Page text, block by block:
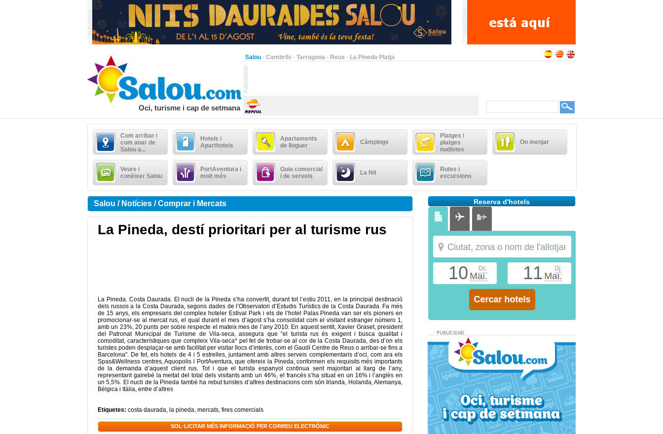
Salou · Cambrils · Tarragona · Reus · La Pineda Platja
Oci, turisme i cap de setmana
Com arribar i
com anar de
Salou a...
Hotels i
Aparthotels
Apartaments
de lloguer
Càmpings
Platges i
platges
nudistes
On menjar
Veure i
conèixer Salou
PortAventura i
molt més
Guia comercial
i de serveis
La Nit
Rutes i
excursions
Salou / Notícies / Comprar i Mercats
La Pineda, destí prioritari per al turisme rus
La Pineda. Costa Daurada. El nucli de la Pineda s’ha convertit, durant tot l’estiu 2011, en la principal destinació
dels russos a la Costa Daurada, segons dades de l’Observatori d’Estudis Turístics de la Costa Daurada. Fa més
de 15 anys, els empresaris del complex hoteler Estival Park i els de l’hotel Palas Pineda van ser els pioners en
promocionar-se al mercat rus, el qual durant el mes d’agost s’ha consolidat com el visitant estranger número 1,
amb un 23%, 20 punts per sobre respecte el mateix mes de l’any 2010. En aquest sentit, Xavier Graset, president
del Patronat Municipal de Turisme de Vila-seca, assegura que “el turista rus és exigent i busca qualitat i
comoditat, característiques que compleix Vila-seca* pel fet de trobar-se al cor de la Costa Daurada, des d’on els
turistes poden desplaçar-se amb facilitat per visitar llocs d’interès, com el Gaudí Centre de Reus o arribar-se fins a
Barcelona”. De fet, els hotels de 4 i 5 estrelles, juntament amb altres serveis complementaris d’oci, com ara els
Spas&Wellness centres, Aquopolis i PortAventura, que ofereix la Pineda, conformen els requisits més importants
de la demanda d’aquest client rus. Tot i que el turista espanyol continua sent majoritari al llarg de l’any,
representant gairebé la meitat del total dels visitants amb un 46%, el francès s’ha situat en un 16% i l’anglès en
un 5,5%. El nucli de la Pineda també ha rebut turistes d’altres destinacions com són Irlanda, Holanda, Alemanya,
Bèlgica i Itàlia, entre d’altres
Etiquetes: costa daurada, la pineda, mercats, fires comercials
SOL·LICITAR MÉS INFORMACIÓ PER CORREU ELECTRÒNIC
Reserva d'hotels